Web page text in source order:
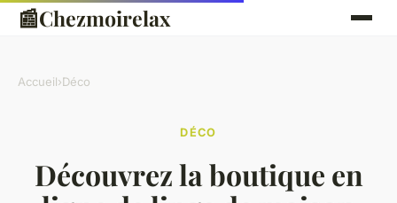
📰Chezmoirelax
Accueil›Déco
DÉCO
Découvrez la boutique en